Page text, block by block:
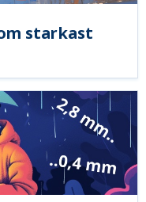
starkast